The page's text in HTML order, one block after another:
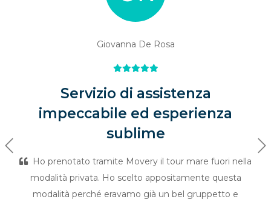
Giovanna De Rosa
Servizio di assistenza
impeccabile ed esperienza
sublime
Ho prenotato tramite Movery il tour mare fuori nella
modalità privata. Ho scelto appositamente questa
modalità perché eravamo già un bel gruppetto e
Previous